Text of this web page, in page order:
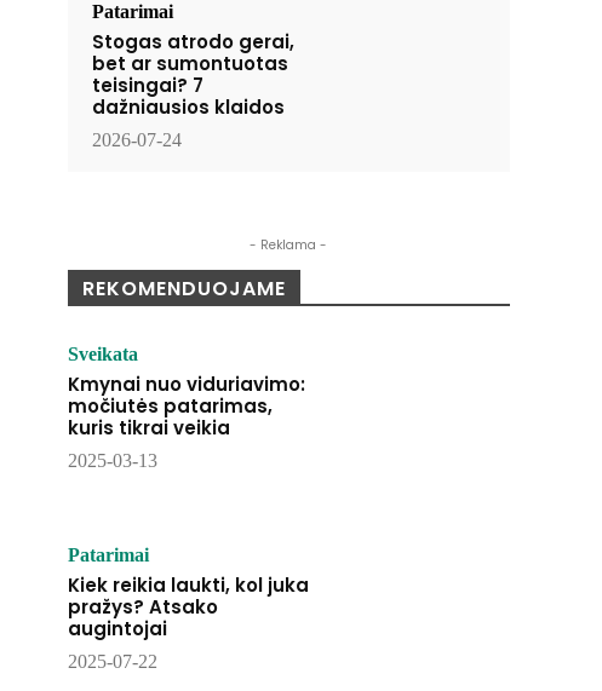
Patarimai
Stogas atrodo gerai,
bet ar sumontuotas
teisingai? 7
dažniausios klaidos
2026-07-24
- Reklama -
REKOMENDUOJAME
Sveikata
Kmynai nuo viduriavimo:
močiutės patarimas,
kuris tikrai veikia
2025-03-13
Patarimai
Kiek reikia laukti, kol juka
pražys? Atsako
augintojai
2025-07-22